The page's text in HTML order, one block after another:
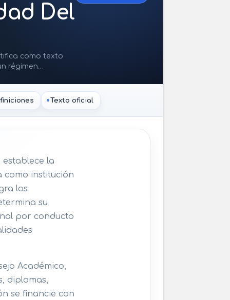
Del
como texto
régimen
Texto oficial
establece la
como institución
los
su
por conducto
Académico,
diplomas,
se financie con